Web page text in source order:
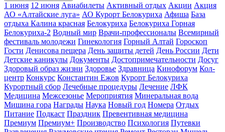
1 июня 12 июня Авиабилеты Активный отдых Акции Акция
АО «Алтайские луга» АО Курорт Белокуриха Афиша База
отдыха Калина красная Белокуриха Белокуриха Горная
Белокуриха-2 Водный мир Врачи-профессионалы Всемирный
фестиваль молодежи Гинекология Горный Алтай Гороскоп
Гости Денисова пещера День защиты детей День России Дети
Детские каникулы Документы Достопримечательности Досуг
Здоровый образ жизни Здоровье Здравница Кинофорум Кол-
центр Конкурс Константин Ежов Курорт Белокуриха
Курортный сбор Лечебные процедуры Лечение ЛФК
Медицина Межсезонье Мероприятия Минеральная вода
Мишина гора Награды Наука Новый год Номера Отдых
Питание Подкаст Праздник Превентивная медицина
Премиум Премиум+ Производство Психология Путевки